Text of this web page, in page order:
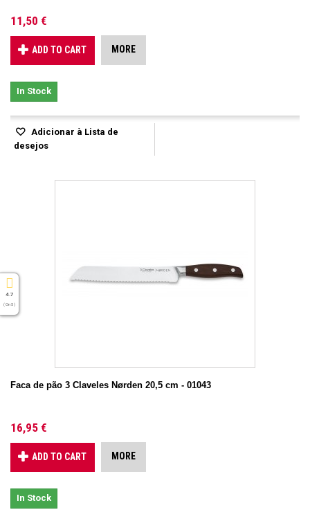
11,50 €
ADD TO CART MORE
In Stock
Adicionar à Lista de
desejos
Faca de pão 3 Claveles Nørden 20,5 cm - 01043
16,95 €
ADD TO CART MORE
In Stock
4.7
( On 5 )